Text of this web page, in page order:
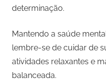
determinação.
Mantendo a saúde
lembre-se de cuidar de
atividades relaxantes e
balanceada.